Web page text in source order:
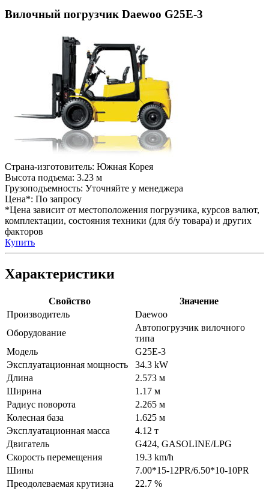
Вилочный погрузчик Daewoo G25E-3
Страна-изготовитель: Южная Корея
Высота подъема: 3.23 м
Грузоподъемность: Уточняйте у менеджера
Цена*: По запросу
*Цена зависит от местоположения погрузчика, курсов валют,
комплектации, состояния техники (для б/у товара) и других
факторов
Купить
Характеристики
Свойство
Значение
Производитель
Daewoo
Оборудование
Автопогрузчик вилочного
типа
Модель
G25E-3
Эксплуатационная мощность
34.3 kW
Длина
2.573 м
Ширина
1.17 м
Радиус поворота
2.265 м
Колесная база
1.625 м
Эксплуатационная масса
4.12 т
Двигатель
G424, GASOLINE/LPG
Скорость перемещения
19.3 km/h
Шины
7.00*15-12PR/6.50*10-10PR
Преодолеваемая крутизна
22.7 %